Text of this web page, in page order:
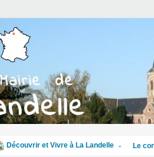
Découvrir et Vivre à La Landelle Le